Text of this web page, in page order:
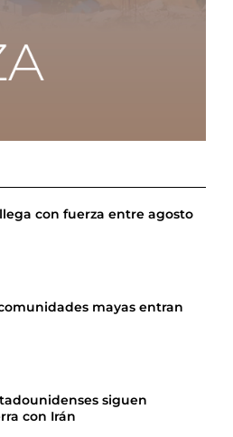
con fuerza entre agosto
mayas entran
siguen
con Irán